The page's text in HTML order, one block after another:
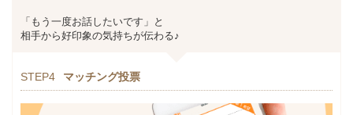
「もう一度お話したいです」と
相手から好印象の気持ちが伝わる♪
STEP4 マッチング投票